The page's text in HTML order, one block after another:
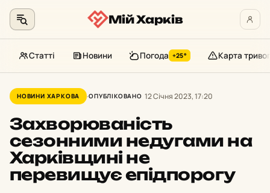
до
контенту
Мій Харків
Статті Новини Погода +25° Карта тривог
НОВИНИ ХАРКОВА ОПУБЛІКОВАНО 12 Січня 2023, 17:20
Захворюваність
сезонними недугами на
Харківщині не
перевищує епідпорогу